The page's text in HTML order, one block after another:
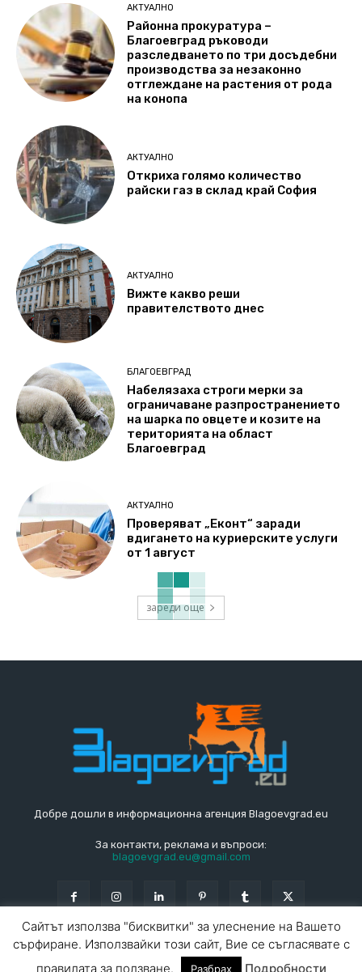
АКТУАЛНО
Районна прокуратура –
Благоевград ръководи
разследването по три досъдебни
производства за незаконно
отглеждане на растения от рода
на конопа
АКТУАЛНО
Откриха голямо количество
райски газ в склад край София
АКТУАЛНО
Вижте какво реши
правителството днес
БЛАГОЕВГРАД
Набелязаха строги мерки за
ограничаване разпространението
на шарка по овцете и козите на
територията на област
Благоевград
АКТУАЛНО
Проверяват „Еконт“ заради
вдигането на куриерските услуги
от 1 август
зареди още
Добре дошли в информационна агенция Blagoevgrad.eu
За контакти, реклама и въпроси:
blagoevgrad.eu@gmail.com
© Blagoevgrad.EU 2010 - 2026 Общи условия |
Сайтът използва "бисквитки" за улеснение на Вашето
сърфиране. Използвайки този сайт, Вие се съгласявате с
правилата за ползване.
Разбрах Подробности